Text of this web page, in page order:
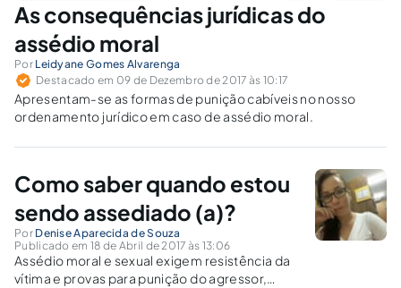
As consequências jurídicas do
assédio moral
Por Leidyane Gomes Alvarenga
Destacado em 09 de Dezembro de 2017 às 10:17
Apresentam-se as formas de punição cabíveis no nosso
ordenamento jurídico em caso de assédio moral.
Como saber quando estou
sendo assediado (a)?
Por Denise Aparecida de Souza
Publicado em 18 de Abril de 2017 às 13:06
Assédio moral e sexual exigem resistência da
vítima e provas para punição do agressor,